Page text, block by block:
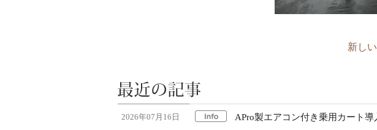
新し
2026年07月16日 APro製エアコン付き乗用カート